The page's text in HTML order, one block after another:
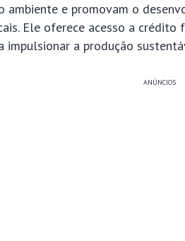
ambiente e promovam o
Ele oferece acesso a
impulsionar a produção
ANÚNCIOS